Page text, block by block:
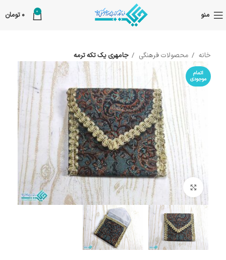
منو 0
0 تومان
خانه محصولات فرهنگی جامهری یک تکه ترمه
اتمام
موجودی
بزرگنمایی تصویر